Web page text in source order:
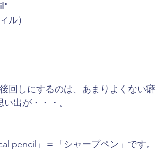
"
ル）
回しにするのは、あまりよくない癖
出が・・・。
pencil」＝「シャープペン」です。